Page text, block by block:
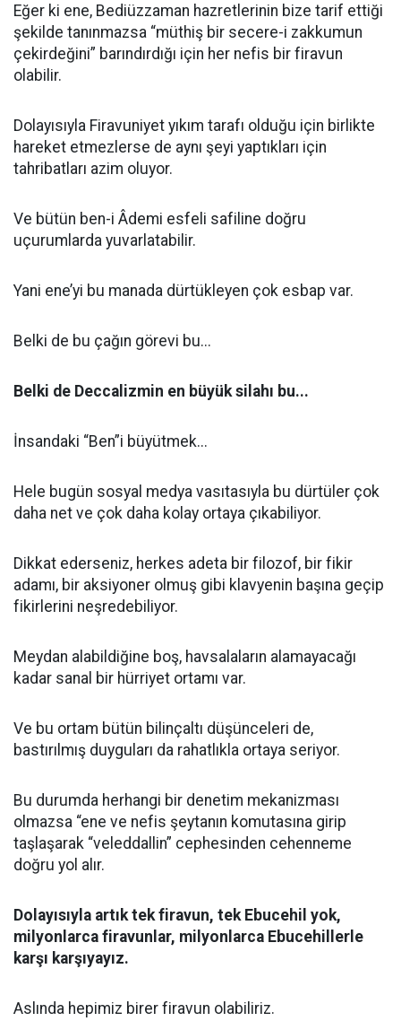
Eğer ki ene, Bediüzzaman hazretlerinin bize tarif ettiği
şekilde tanınmazsa “müthiş bir secere-i zakkumun
çekirdeğini” barındırdığı için her nefis bir firavun
olabilir.
Dolayısıyla Firavuniyet yıkım tarafı olduğu için birlikte
hareket etmezlerse de aynı şeyi yaptıkları için
tahribatları azim oluyor.
Ve bütün ben-i Âdemi esfeli safiline doğru
uçurumlarda yuvarlatabilir.
Yani ene’yi bu manada dürtükleyen çok esbap var.
Belki de bu çağın görevi bu...
Belki de Deccalizmin en büyük silahı bu...
İnsandaki “Ben”i büyütmek...
Hele bugün sosyal medya vasıtasıyla bu dürtüler çok
daha net ve çok daha kolay ortaya çıkabiliyor.
Dikkat ederseniz, herkes adeta bir filozof, bir fikir
adamı, bir aksiyoner olmuş gibi klavyenin başına geçip
fikirlerini neşredebiliyor.
Meydan alabildiğine boş, havsalaların alamayacağı
kadar sanal bir hürriyet ortamı var.
Ve bu ortam bütün bilinçaltı düşünceleri de,
bastırılmış duyguları da rahatlıkla ortaya seriyor.
Bu durumda herhangi bir denetim mekanizması
olmazsa “ene ve nefis şeytanın komutasına girip
taşlaşarak “veleddallin” cephesinden cehenneme
doğru yol alır.
Dolayısıyla artık tek firavun, tek Ebucehil yok,
milyonlarca firavunlar, milyonlarca Ebucehillerle
karşı karşıyayız.
Aslında hepimiz birer firavun olabiliriz.